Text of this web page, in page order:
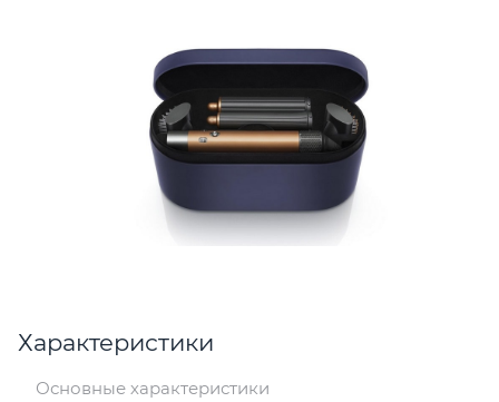
Характеристики
Основные характеристики